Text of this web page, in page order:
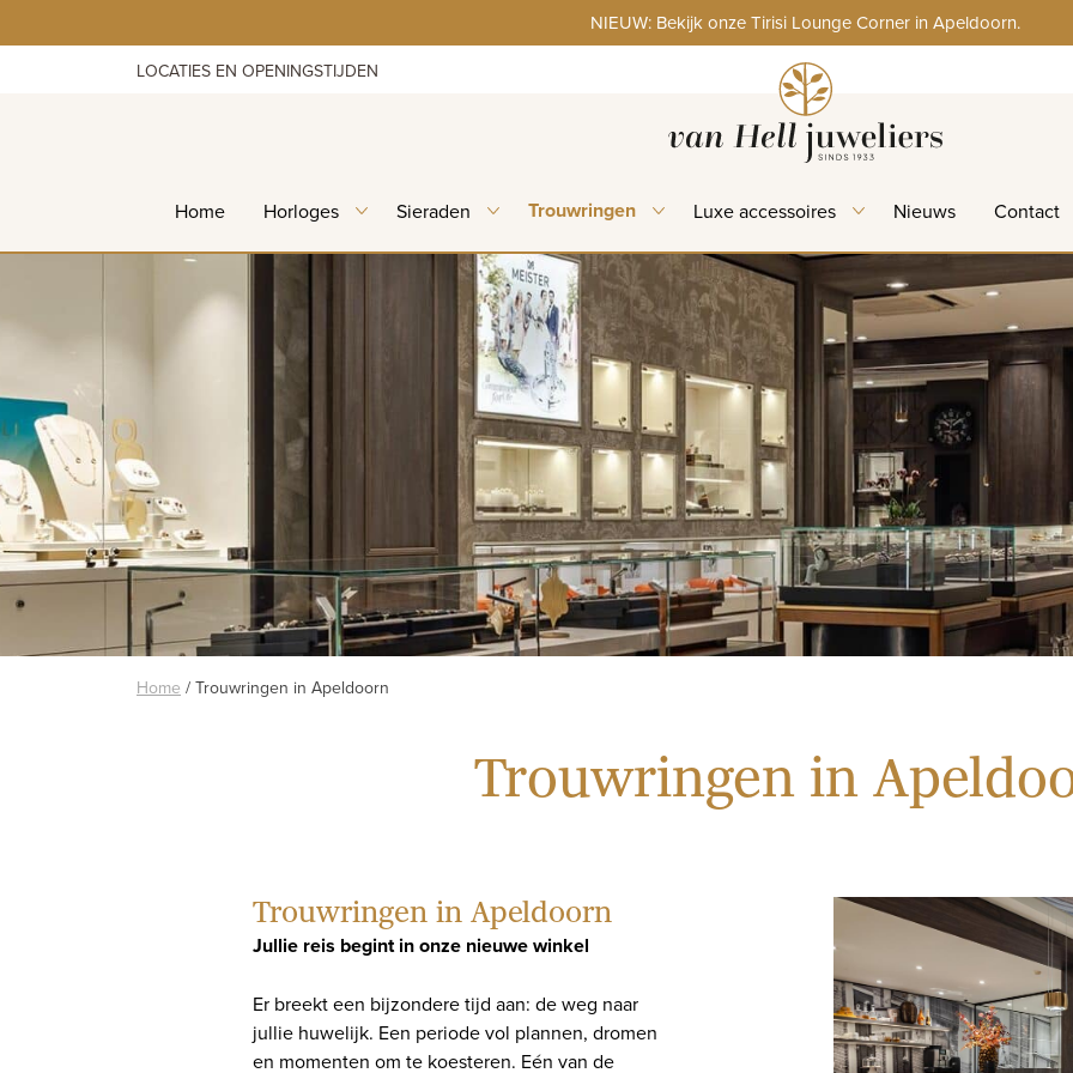
to
NIEUW: Bekijk onze Tirisi Lounge Corner in Apeldoorn.
LOCATIES EN OPENINGSTIJDEN
Home Horloges Sieraden Trouwringen Luxe accessoires Nieuws Contact
Home / Trouwringen in Apeldoorn
Trouwringen in
Trouwringen in Apeldoorn
Jullie reis begint in onze nieuwe winkel
Er breekt een bijzondere tijd aan: de weg naar
jullie huwelijk. Een periode vol plannen, dromen
en momenten om te koesteren. Eén van de